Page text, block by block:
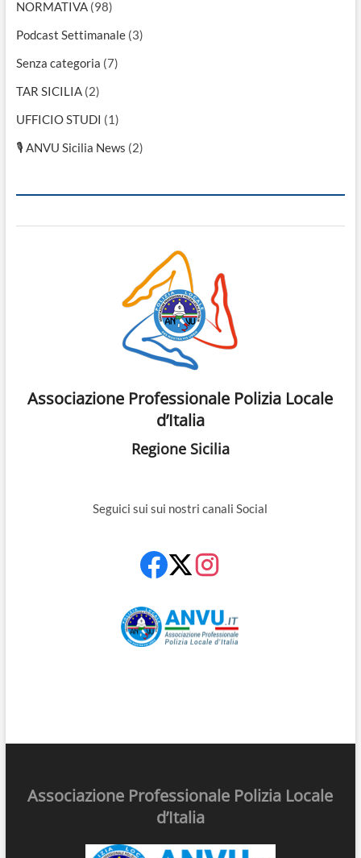
NORMATIVA(98)
Podcast Settimanale(3)
Senza categoria (7)
TAR SICILIA(2)
UFFICIO STUDI (1)
🎙 ANVU Sicilia News (2)
Associazione Professionale Polizia Locale
d’Italia
Regione Sicilia
Seguici sui sui nostri canali Social
Associazione Professionale Polizia Locale
d’Italia